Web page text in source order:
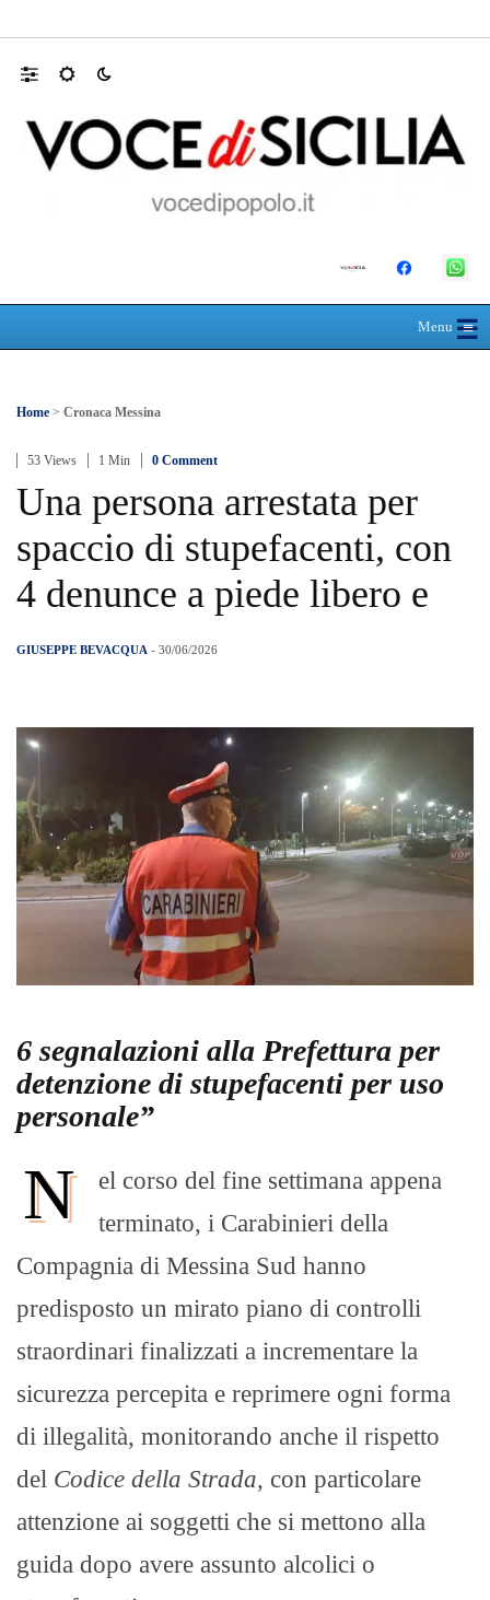
Menu≡
☰
Home > Cronaca Messina
53 Views 1 Min 0 Comment
Una persona arrestata per
spaccio di stupefacenti, con
4 denunce a piede libero e
GIUSEPPE BEVACQUA - 30/06/2026
6 segnalazioni alla Prefettura per
detenzione di stupefacenti per uso
personale”
N
el corso del fine settimana appena
terminato, i Carabinieri della
Compagnia di Messina Sud hanno
predisposto un mirato piano di controlli
straordinari finalizzati a incrementare la
sicurezza percepita e reprimere ogni forma
di illegalità, monitorando anche il rispetto
del Codice della Strada, con particolare
attenzione ai soggetti che si mettono alla
guida dopo avere assunto alcolici o